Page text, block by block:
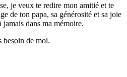
je veux te redire mon amitié et te
de ton papa, sa générosité et sa joie
dans ma mémoire.
besoin de moi.